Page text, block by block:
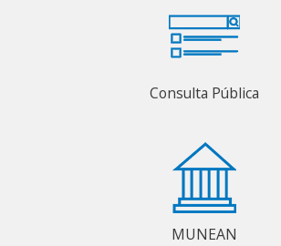
Consulta Pública
MUNEAN